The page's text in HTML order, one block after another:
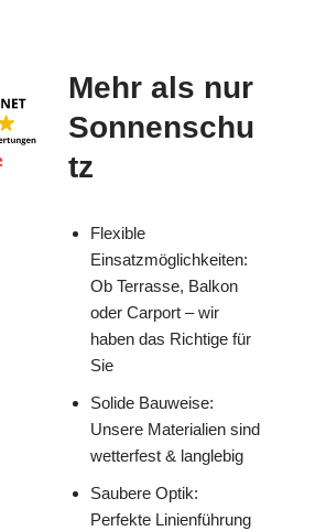
Mehr als nur
Sonnenschu
tz
Flexible
Einsatzmöglichkeiten:
Ob Terrasse, Balkon
oder Carport – wir
haben das Richtige für
Sie
Solide Bauweise:
Unsere Materialien sind
wetterfest & langlebig
Saubere Optik:
Perfekte Linienführung